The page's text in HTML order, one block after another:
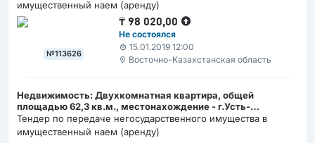
имущественный наем (аренду)
№113626
₸ 98 020,00
Не состоялся
15.01.2019 12:00
Восточно-Казахстанская область
Недвижимость: Двухкомнатная квартира, общей
площадью 62,3 кв.м., местонахождение - г.Усть-
Каменогорск
Тендер по передаче негосударственного имущества в
имущественный наем (аренду)